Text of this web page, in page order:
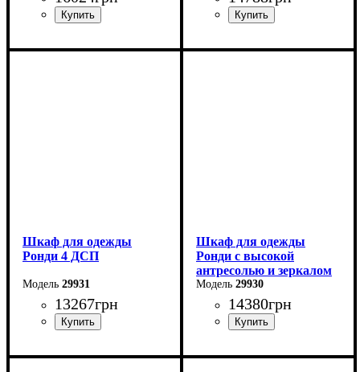
Ширина: 160 см
Ширина: 160 см
Шкаф для одежды
Ронди 4 ДСП
29931
13267грн
Ширина: 160 см
Шкаф для одежды
Ронди с высокой
антресолью и зеркалом
3 ДСП 29930
14380грн
Ширина: 121 см